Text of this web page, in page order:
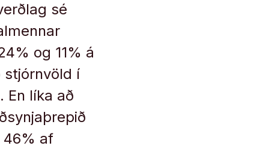
sé
og 11% á
stjórnvöld í
En líka að
46% af